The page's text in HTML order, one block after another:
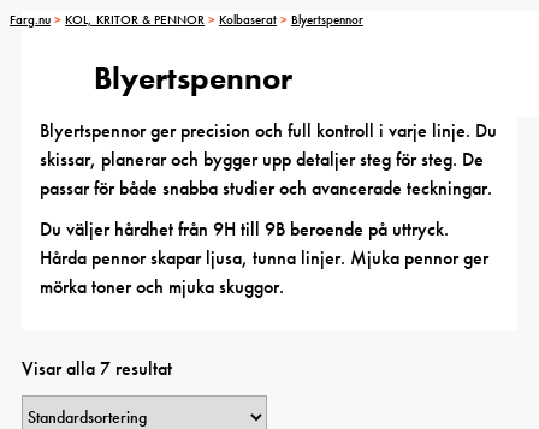
Farg.nu > KOL, KRITOR & PENNOR > Kolbaserat > Blyertspennor
Blyertspennor
Blyertspennor ger precision och full kontroll i varje linje. Du
skissar, planerar och bygger upp detaljer steg för steg. De
passar för både snabba studier och avancerade teckningar.
Du väljer hårdhet från 9H till 9B beroende på uttryck.
Hårda pennor skapar ljusa, tunna linjer. Mjuka pennor ger
mörka toner och mjuka skuggor.
Visar alla 7 resultat